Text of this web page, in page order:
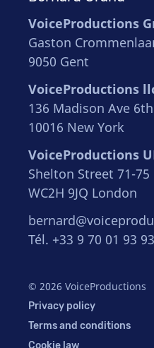
VoiceProductions
Gaston
9050 Gent
VoiceProductions
136 Madison Ave
10016 New York
VoiceProductions
Shelton Street 71-75
WC2H 9JQ London
Tél. +33 9 70 01 93 93
© 2026 VoiceProductions
Privacy policy
Terms and conditions
Cookie law